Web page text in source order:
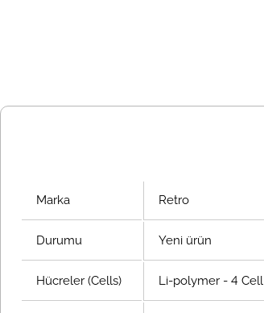
Marka Retro
Durumu Yeni ürün
Hücreler (Cells) Li-polymer - 4 Cell